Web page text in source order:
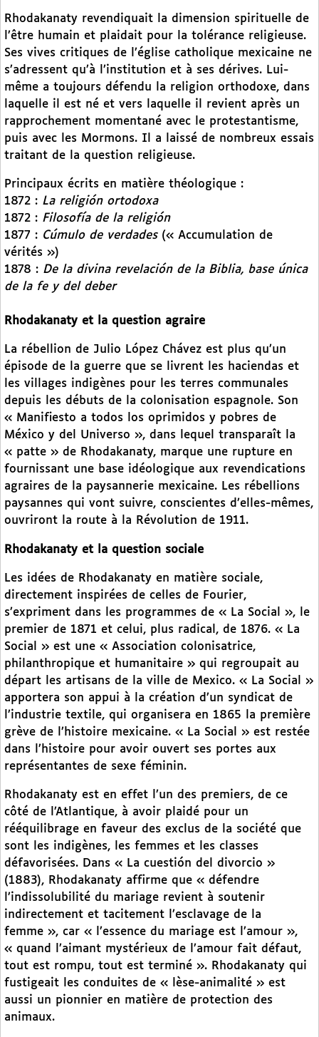
Rhodakanaty revendiquait la dimension spirituelle de
l’être humain et plaidait pour la tolérance religieuse.
Ses vives critiques de l’église catholique mexicaine ne
s’adressent qu’à l’institution et à ses dérives. Lui-
même a toujours défendu la religion orthodoxe, dans
laquelle il est né et vers laquelle il revient après un
rapprochement momentané avec le protestantisme,
puis avec les Mormons. Il a laissé de nombreux essais
traitant de la question religieuse.
Principaux écrits en matière théologique :
1872 : La religión ortodoxa
1872 : Filosofía de la religión
1877 : Cúmulo de verdades(« Accumulation de
vérités »)
1878 : De la divina revelación de la Biblia, base única
de la fe y del deber
Rhodakanaty et la question agraire
La rébellion de Julio López Chávez est plus qu’un
épisode de la guerre que se livrent les haciendas et
les villages indigènes pour les terres communales
depuis les débuts de la colonisation espagnole. Son
« Manifiesto a todos los oprimidos y pobres de
México y del Universo », dans lequel transparaît la
« patte » de Rhodakanaty, marque une rupture en
fournissant une base idéologique aux revendications
agraires de la paysannerie mexicaine. Les rébellions
paysannes qui vont suivre, conscientes d’elles-mêmes,
ouvriront la route à la Révolution de 1911.
Rhodakanaty et la question sociale
Les idées de Rhodakanaty en matière sociale,
directement inspirées de celles de Fourier,
s’expriment dans les programmes de « La Social », le
premier de 1871 et celui, plus radical, de 1876. « La
Social » est une « Association colonisatrice,
philanthropique et humanitaire » qui regroupait au
départ les artisans de la ville de Mexico. « La Social »
apportera son appui à la création d’un syndicat de
l’industrie textile, qui organisera en 1865 la première
grève de l’histoire mexicaine. « La Social » est restée
dans l’histoire pour avoir ouvert ses portes aux
représentantes de sexe féminin.
Rhodakanaty est en effet l’un des premiers, de ce
côté de l’Atlantique, à avoir plaidé pour un
rééquilibrage en faveur des exclus de la société que
sont les indigènes, les femmes et les classes
défavorisées. Dans « La cuestión del divorcio »
(1883), Rhodakanaty affirme que « défendre
l’indissolubilité du mariage revient à soutenir
indirectement et tacitement l’esclavage de la
femme », car « l’essence du mariage est l’amour »,
« quand l’aimant mystérieux de l’amour fait défaut,
tout est rompu, tout est terminé ». Rhodakanaty qui
fustigeait les conduites de « lèse-animalité » est
aussi un pionnier en matière de protection des
animaux.